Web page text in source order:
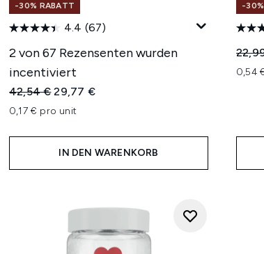
-30% RABATT
4.4 (67)
2 von 67 Rezensenten wurden
incentiviert
Unverbindliche Preisempfehlung:
42,54 €Aktueller Preis:
29,77 €
0,17 € pro unit
IN DEN WARENKORB
-
0,54